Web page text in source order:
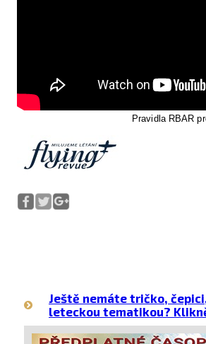
Pravidla RBAR
Ještě nemáte tričko,
leteckou tematikou?